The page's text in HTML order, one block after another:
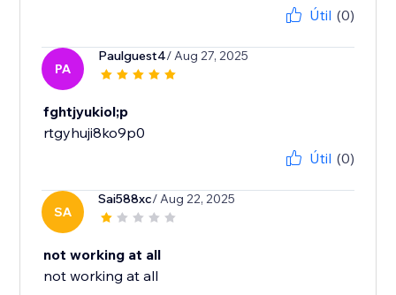
Útil (0)
PA
Paulguest4/ Aug 27, 2025
fghtjyukiol;p
rtgyhuji8ko9p0
Útil (0)
SA
Sai588xc/ Aug 22, 2025
not working at all
not working at all